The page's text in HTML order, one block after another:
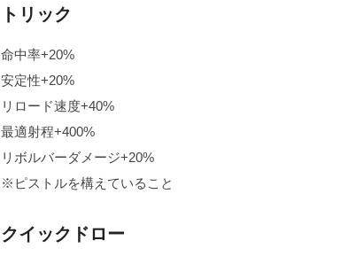
トリック
命中率+20%
安定性+20%
リロード速度+40%
最適射程+400%
リボルバーダメージ+20%
※ピストルを構えていること
クイックドロー